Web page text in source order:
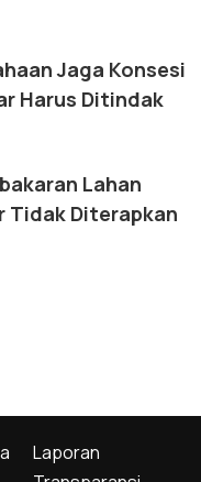
Jaga Konsesi
Harus Ditindak
Lahan
Tidak Diterapkan
Laporan